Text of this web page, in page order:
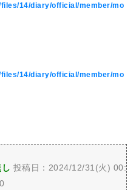
14/diary/official/member/mo
14/diary/official/member/mo
投稿日：2024/12/31(火) 00: